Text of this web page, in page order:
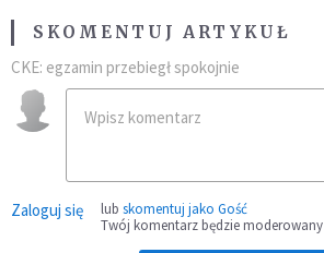
SKOMENTUJ ARTYKUŁ
CKE: egzamin przebiegł spokojnie
Zaloguj się lub skomentuj jako Gość
Twój komentarz będzie moderowany